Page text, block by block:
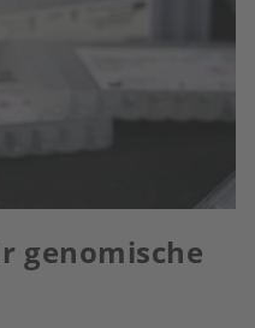
genomische